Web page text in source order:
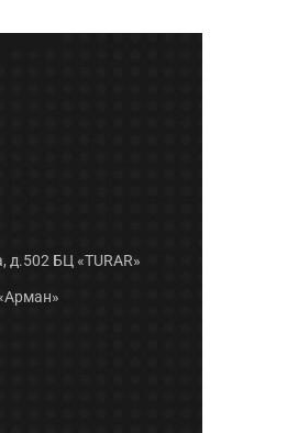
д.502 БЦ «TURAR»